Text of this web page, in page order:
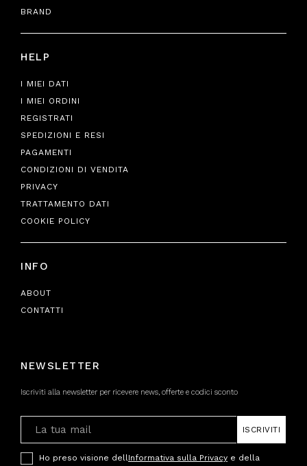
BRAND
HELP
I MIEI DATI
I MIEI ORDINI
REGISTRATI
SPEDIZIONI E RESI
PAGAMENTI
CONDIZIONI DI VENDITA
PRIVACY
TRATTAMENTO DATI
COOKIE POLICY
INFO
ABOUT
CONTATTI
NEWSLETTER
Iscriviti alla newsletter per ricevere news, offerte e codici sconto
ISCRIVITI
Ho preso visione dell Informativa sulla Privacy e della